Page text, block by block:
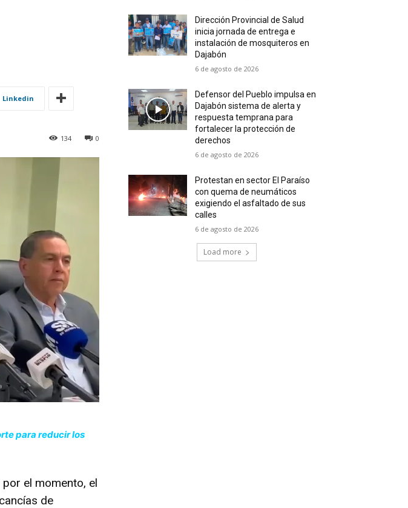
Linkedin
0
134
para reducir los
el momento, el
de
Dirección Provincial de Salud
inicia jornada de entrega e
instalación de mosquiteros en
Dajabón
6 de agosto de 2026
Defensor del Pueblo impulsa en
Dajabón sistema de alerta y
respuesta temprana para
fortalecer la protección de
derechos
6 de agosto de 2026
Protestan en sector El Paraíso
con quema de neumáticos
exigiendo el asfaltado de sus
calles
6 de agosto de 2026
Load more